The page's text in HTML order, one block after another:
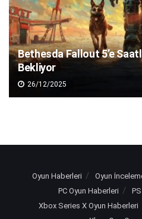
Bethesda Fallout 5’e
Bekliyor
26/12/2025
Oyun Haberleri Oyun
PC Oyun Haberleri
Xbox Series X Oyun Haberleri